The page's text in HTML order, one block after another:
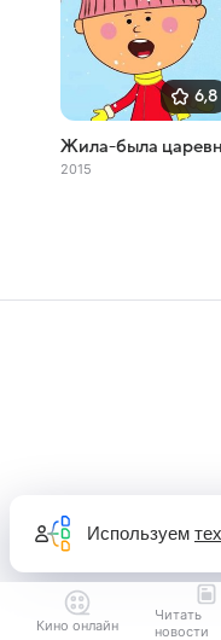
6,8
Жила-была
2015
Кино онлайн
Читать
новости
Используем